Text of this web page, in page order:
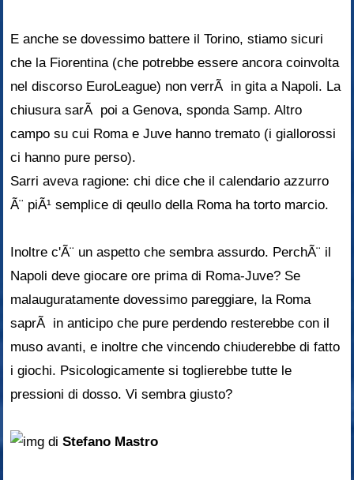
E anche se dovessimo battere il Torino, stiamo sicuri
che la Fiorentina (che potrebbe essere ancora coinvolta
nel discorso EuroLeague) non verrÃ in gita a Napoli. La
chiusura sarÃ poi a Genova, sponda Samp. Altro
campo su cui Roma e Juve hanno tremato (i giallorossi
ci hanno pure perso).
Sarri aveva ragione: chi dice che il calendario azzurro
Ã¨ piÃ¹ semplice di qeullo della Roma ha torto marcio.
Inoltre c'Ã¨ un aspetto che sembra assurdo. PerchÃ¨ il
Napoli deve giocare ore prima di Roma-Juve? Se
malauguratamente dovessimo pareggiare, la Roma
saprÃ in anticipo che pure perdendo resterebbe con il
muso avanti, e inoltre che vincendo chiuderebbe di fatto
i giochi. Psicologicamente si toglierebbe tutte le
pressioni di dosso. Vi sembra giusto?
diStefano Mastro